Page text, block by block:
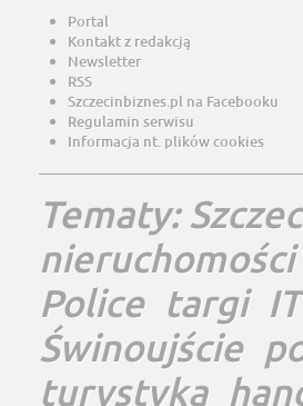
Portal
Kontakt z redakcją
Newsletter
RSS
Szczecinbiznes.pl na Facebooku
Regulamin serwisu
Informacja nt. plików cookies
Tematy:
nieruchomości
Police targi IT
Świnoujście
turystyka